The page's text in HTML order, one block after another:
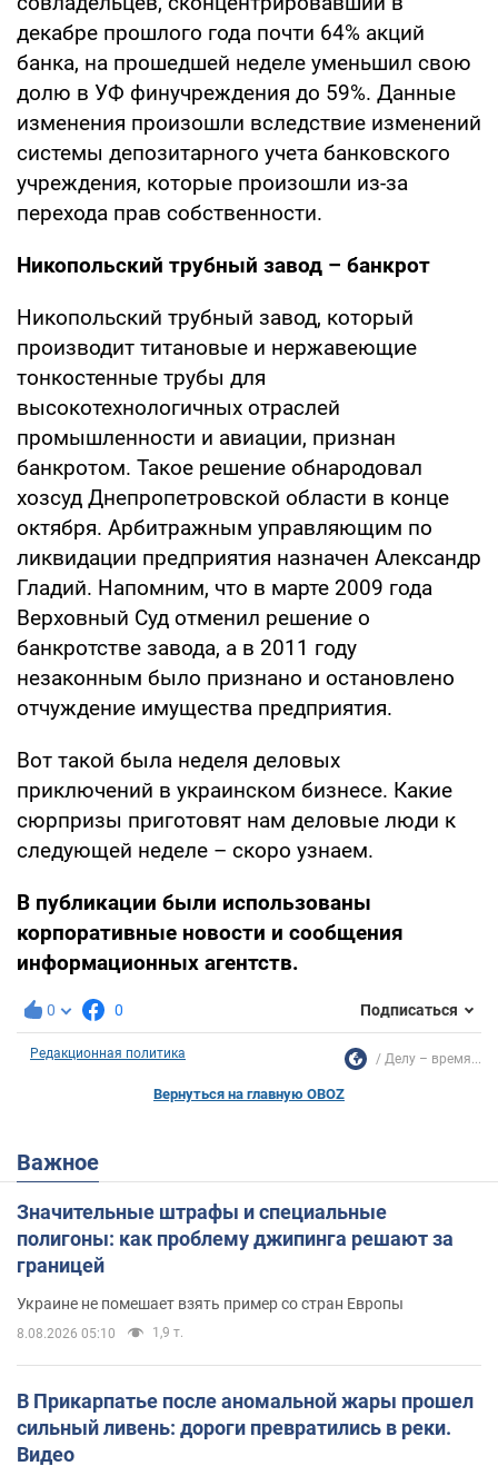
декабре прошлого года почти 64% акций
банка, на прошедшей неделе уменьшил свою
долю в УФ финучреждения до 59%. Данные
изменения произошли вследствие изменений
системы депозитарного учета банковского
учреждения, которые произошли из-за
перехода прав собственности.
Никопольский трубный завод – банкрот
Никопольский трубный завод, который
производит титановые и нержавеющие
тонкостенные трубы для
высокотехнологичных отраслей
промышленности и авиации, признан
банкротом. Такое решение обнародовал
хозсуд Днепропетровской области в конце
октября. Арбитражным управляющим по
ликвидации предприятия назначен Александр
Гладий. Напомним, что в марте 2009 года
Верховный Суд отменил решение о
банкротстве завода, а в 2011 году
незаконным было признано и остановлено
отчуждение имущества предприятия.
Вот такой была неделя деловых
приключений в украинском бизнесе. Какие
сюрпризы приготовят нам деловые люди к
следующей неделе – скоро узнаем.
В публикации были использованы
корпоративные новости и сообщения
информационных агентств.
0 0 Подписаться
Редакционная политика Делу – время...
Вернуться на главную OBOZ
Важное
Значительные штрафы и специальные
полигоны: как проблему джипинга решают за
границей
Украине не помешает взять пример со стран Европы
8.08.2026 05:10 1,9 т.
В Прикарпатье после аномальной жары прошел
сильный ливень: дороги превратились в реки.
Видео